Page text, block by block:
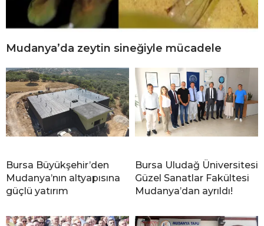
Mudanya’da zeytin sineğiyle mücadele
Bursa Büyükşehir’den
Mudanya’nın altyapısına
güçlü yatırım
Bursa Uludağ Üniversitesi
Güzel Sanatlar Fakültesi
Mudanya’dan ayrıldı!